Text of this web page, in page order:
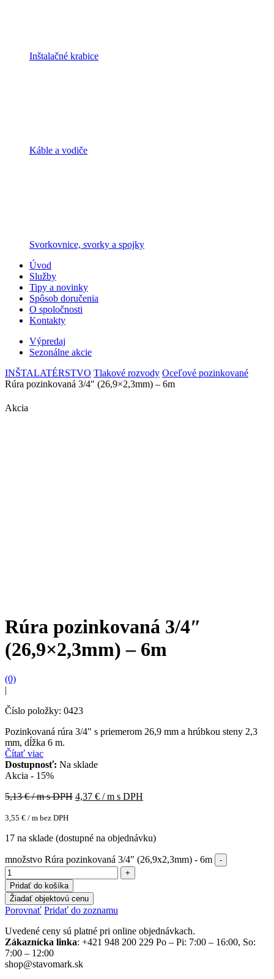
Inštalačné krabice
Káble a vodiče
Svorkovnice, svorky a spojky
Úvod
Služby
Tipy a novinky
Spôsob doručenia
O spoločnosti
Kontakty
Výpredaj
Sezonálne akcie
INŠTALATÉRSTVO Tlakové rozvody Oceľové pozinkované
Rúra pozinkovaná 3/4″ (26,9×2,3mm) – 6m
Akcia
Rúra pozinkovaná 3/4″
(26,9×2,3mm) – 6m
(0)
|
Číslo položky: 0423
Pozinkovaná rúra 3/4" s priemerom 26,9 mm a hrúbkou steny 2,3
mm, dĺžka 6 m.
Čítať viac
Dostupnosť: Na sklade
Akcia - 15%
5,13€ / m s DPH 4,37 € / m s DPH
3,55 € / m bez DPH
17 na sklade (dostupné na objednávku)
množstvo Rúra pozinkovaná 3/4" (26,9x2,3mm) - 6m
Pridať do košíka
Žiadať objektovú cenu
Porovnať Pridať do zoznamu
Uvedené ceny sú platné pri online objednávkach.
Zákaznícka linka: +421 948 200 229 Po – Pi: 7:00 – 16:00, So:
7:00 – 12:00
shop@stavomark.sk